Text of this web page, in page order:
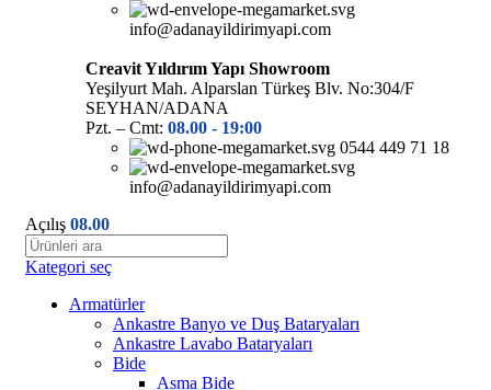
info@adanayildirimyapi.com
Creavit Yıldırım Yapı Showroom
Yeşilyurt Mah. Alparslan Türkeş Blv. No:304/F
SEYHAN/ADANA
Pzt. – Cmt: 08.00 - 19:00
0544 449 71 18
info@adanayildirimyapi.com
Açılış 08.00
Kategori seç
Armatürler
Ankastre Banyo ve Duş Bataryaları
Ankastre Lavabo Bataryaları
Bide
Asma Bide